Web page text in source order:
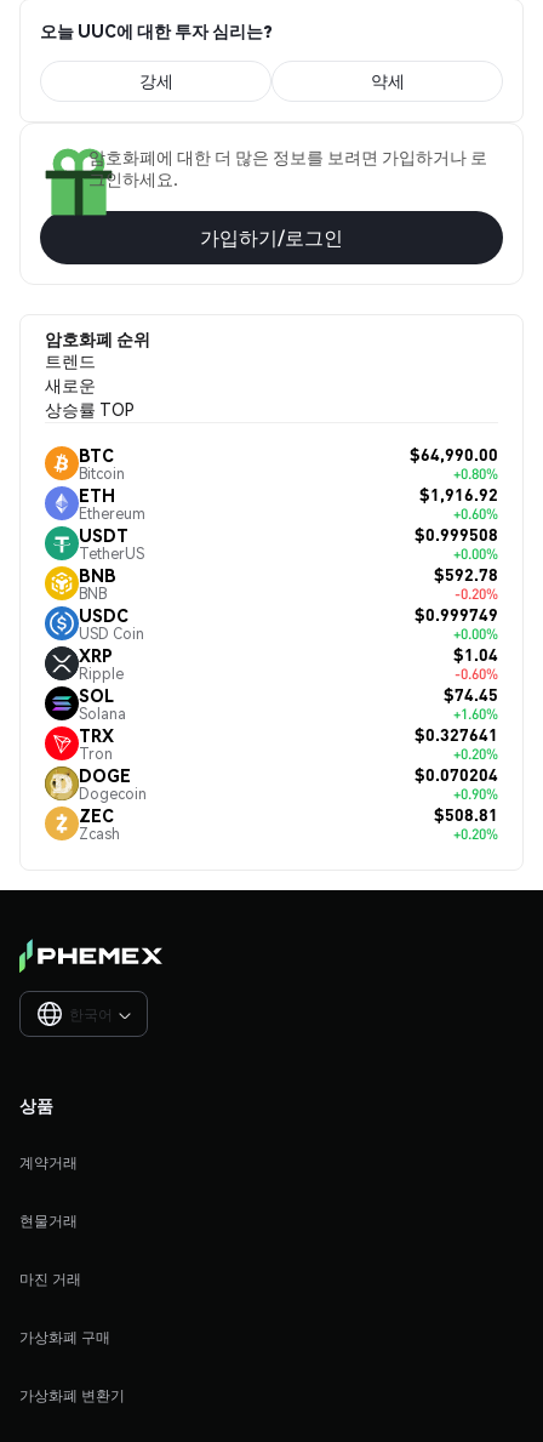
오늘 UUC에 대한 투자 심리는?
강세 약세
암호화폐에 대한 더 많은 정보를 보려면 가입하거나 로
그인하세요.
가입하기/로그인
암호화폐 순위
트렌드
새로운
상승률 TOP
BTC
Bitcoin
$64,990.00
+0.80%
ETH
Ethereum
$1,916.92
+0.60%
USDT
TetherUS
$0.999508
+0.00%
BNB
BNB
$592.78
-0.20%
USDC
USD Coin
$0.999749
+0.00%
XRP
Ripple
$1.04
-0.60%
SOL
Solana
$74.45
+1.60%
TRX
Tron
$0.327641
+0.20%
DOGE
Dogecoin
$0.070204
+0.90%
ZEC
Zcash
$508.81
+0.20%
한국어 
상품
계약거래
현물거래
마진 거래
가상화폐 구매
가상화폐 변환기